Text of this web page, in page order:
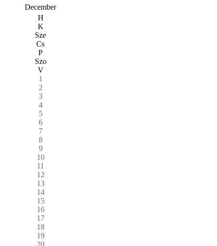
December
H
K
Sze
Cs
P
Szo
V
1
2
3
4
5
6
7
8
9
10
11
12
13
14
15
16
17
18
19
20